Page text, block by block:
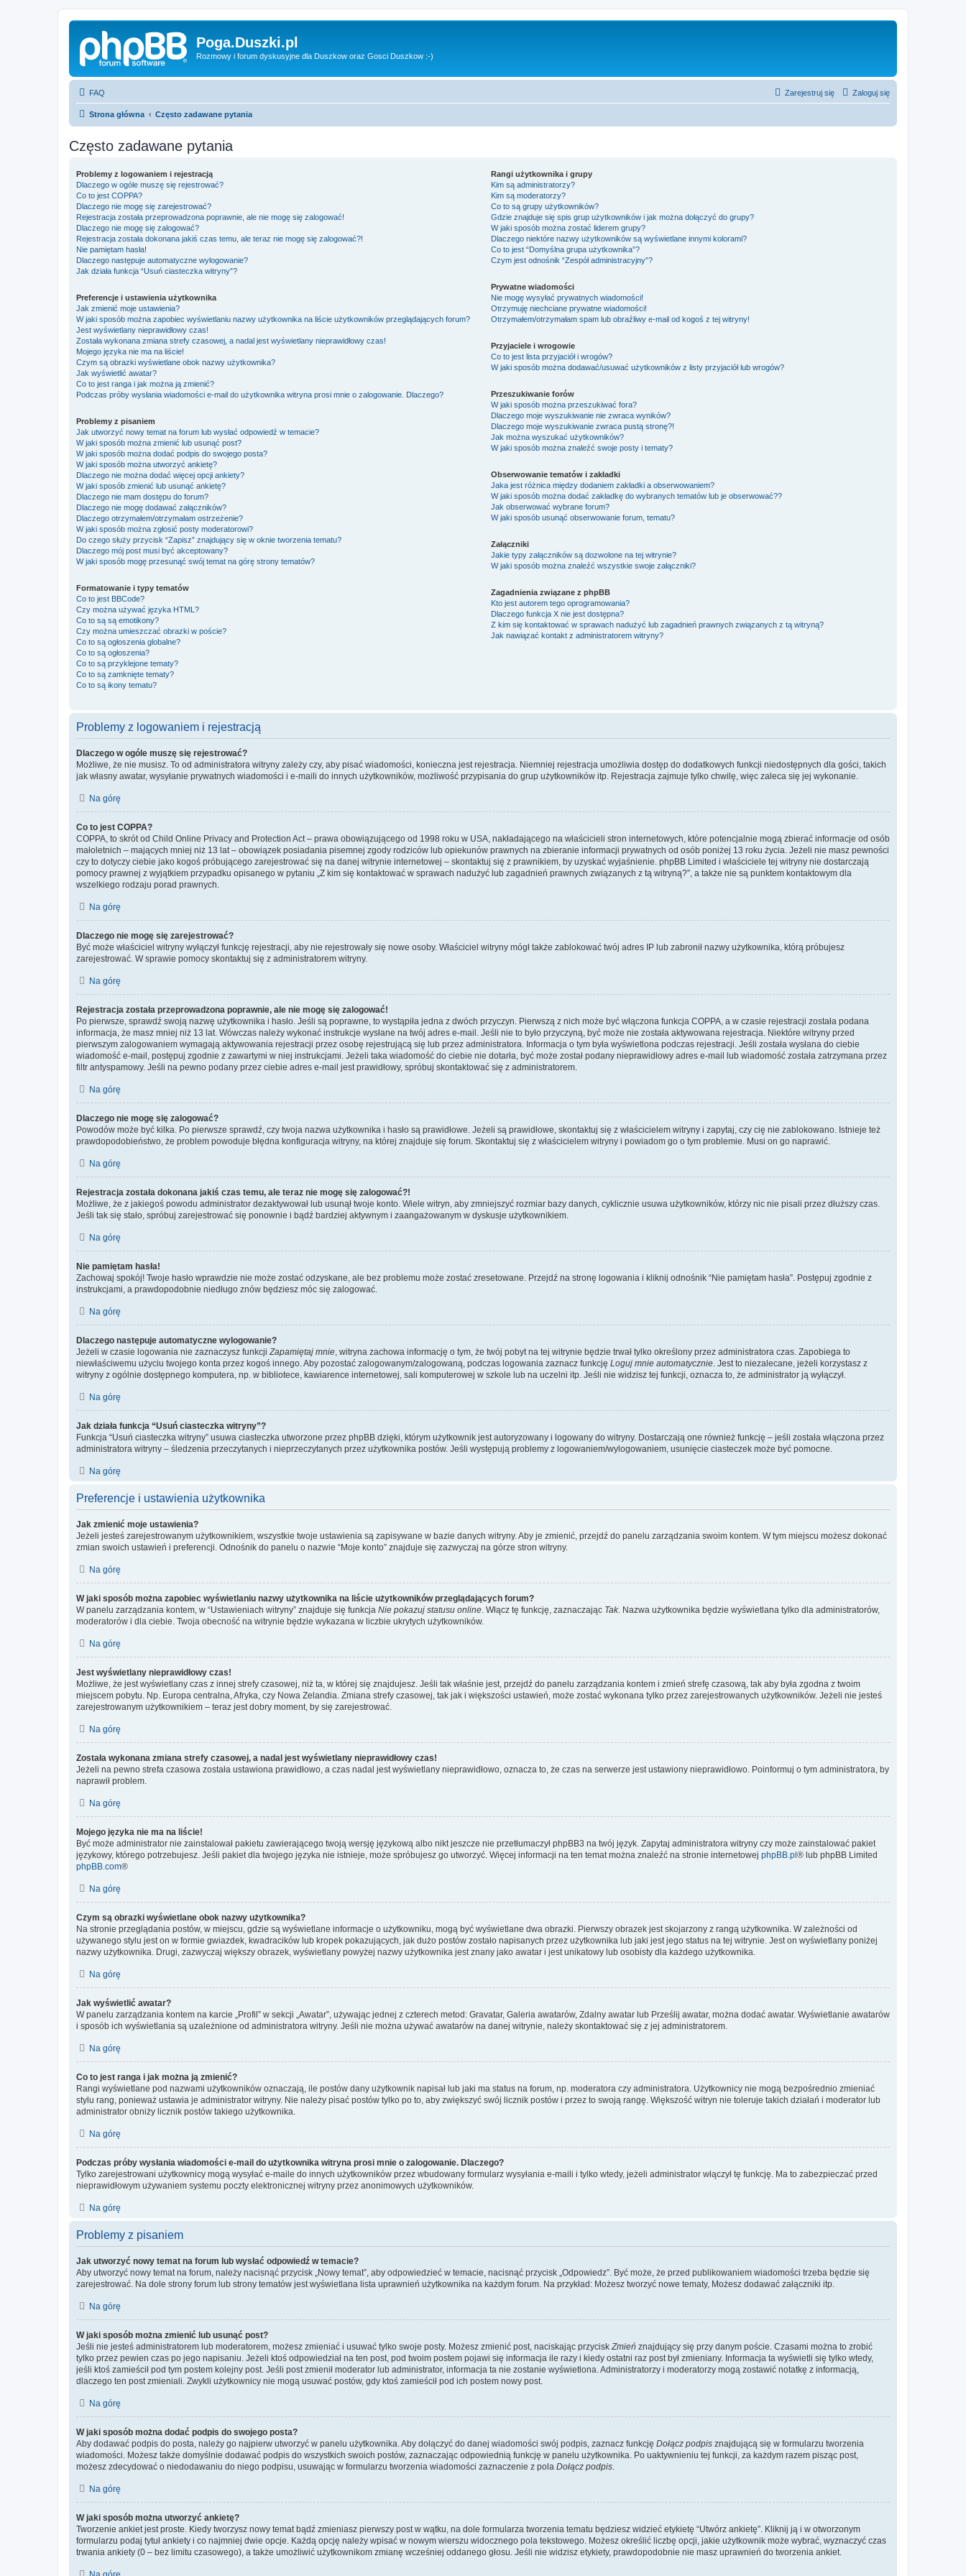
Poga.Duszki.pl
Rozmowy i forum dyskusyjne dla Duszkow oraz Gosci Duszkow :-)
FAQ Zaloguj się
Zarejestruj się
Strona główna Często zadawane pytania
Często zadawane pytania
Problemy z logowaniem i rejestracją
Dlaczego w ogóle muszę się rejestrować?
Co to jest COPPA?
Dlaczego nie mogę się zarejestrować?
Rejestracja została przeprowadzona poprawnie, ale nie mogę się zalogować!
Dlaczego nie mogę się zalogować?
Rejestracja została dokonana jakiś czas temu, ale teraz nie mogę się zalogować?!
Nie pamiętam hasła!
Dlaczego następuje automatyczne wylogowanie?
Jak działa funkcja “Usuń ciasteczka witryny”?
Preferencje i ustawienia użytkownika
Jak zmienić moje ustawienia?
W jaki sposób można zapobiec wyświetlaniu nazwy użytkownika na liście użytkowników przeglądających forum?
Jest wyświetlany nieprawidłowy czas!
Została wykonana zmiana strefy czasowej, a nadal jest wyświetlany nieprawidłowy czas!
Mojego języka nie ma na liście!
Czym są obrazki wyświetlane obok nazwy użytkownika?
Jak wyświetlić awatar?
Co to jest ranga i jak można ją zmienić?
Podczas próby wysłania wiadomości e-mail do użytkownika witryna prosi mnie o zalogowanie. Dlaczego?
Problemy z pisaniem
Jak utworzyć nowy temat na forum lub wysłać odpowiedź w temacie?
W jaki sposób można zmienić lub usunąć post?
W jaki sposób można dodać podpis do swojego posta?
W jaki sposób można utworzyć ankietę?
Dlaczego nie można dodać więcej opcji ankiety?
W jaki sposób zmienić lub usunąć ankietę?
Dlaczego nie mam dostępu do forum?
Dlaczego nie mogę dodawać załączników?
Dlaczego otrzymałem/otrzymałam ostrzeżenie?
W jaki sposób można zgłosić posty moderatorowi?
Do czego służy przycisk “Zapisz” znajdujący się w oknie tworzenia tematu?
Dlaczego mój post musi być akceptowany?
W jaki sposób mogę przesunąć swój temat na górę strony tematów?
Formatowanie i typy tematów
Co to jest BBCode?
Czy można używać języka HTML?
Co to są są emotikony?
Czy można umieszczać obrazki w poście?
Co to są ogłoszenia globalne?
Co to są ogłoszenia?
Co to są przyklejone tematy?
Co to są zamknięte tematy?
Co to są ikony tematu?
Rangi użytkownika i grupy
Kim są administratorzy?
Kim są moderatorzy?
Co to są grupy użytkowników?
Gdzie znajduje się spis grup użytkowników i jak można dołączyć do grupy?
W jaki sposób można zostać liderem grupy?
Dlaczego niektóre nazwy użytkowników są wyświetlane innymi kolorami?
Co to jest “Domyślna grupa użytkownika”?
Czym jest odnośnik “Zespół administracyjny”?
Prywatne wiadomości
Nie mogę wysyłać prywatnych wiadomości!
Otrzymuję niechciane prywatne wiadomości!
Otrzymałem/otrzymałam spam lub obraźliwy e-mail od kogoś z tej witryny!
Przyjaciele i wrogowie
Co to jest lista przyjaciół i wrogów?
W jaki sposób można dodawać/usuwać użytkowników z listy przyjaciół lub wrogów?
Przeszukiwanie forów
W jaki sposób można przeszukiwać fora?
Dlaczego moje wyszukiwanie nie zwraca wyników?
Dlaczego moje wyszukiwanie zwraca pustą stronę?!
Jak można wyszukać użytkowników?
W jaki sposób można znaleźć swoje posty i tematy?
Obserwowanie tematów i zakładki
Jaka jest różnica między dodaniem zakładki a obserwowaniem?
W jaki sposób można dodać zakładkę do wybranych tematów lub je obserwować??
Jak obserwować wybrane forum?
W jaki sposób usunąć obserwowanie forum, tematu?
Załączniki
Jakie typy załączników są dozwolone na tej witrynie?
W jaki sposób można znaleźć wszystkie swoje załączniki?
Zagadnienia związane z phpBB
Kto jest autorem tego oprogramowania?
Dlaczego funkcja X nie jest dostępna?
Z kim się kontaktować w sprawach nadużyć lub zagadnień prawnych związanych z tą witryną?
Jak nawiązać kontakt z administratorem witryny?
Problemy z logowaniem i rejestracją
Dlaczego w ogóle muszę się rejestrować?
Możliwe, że nie musisz. To od administratora witryny zależy czy, aby pisać wiadomości, konieczna jest rejestracja. Niemniej rejestracja umożliwia dostęp do dodatkowych funkcji niedostępnych dla gości, takich
jak własny awatar, wysyłanie prywatnych wiadomości i e-maili do innych użytkowników, możliwość przypisania do grup użytkowników itp. Rejestracja zajmuje tylko chwilę, więc zaleca się jej wykonanie.
Na górę
Co to jest COPPA?
COPPA, to skrót od Child Online Privacy and Protection Act – prawa obowiązującego od 1998 roku w USA, nakładającego na właścicieli stron internetowych, które potencjalnie mogą zbierać informacje od osób
małoletnich – mających mniej niż 13 lat – obowiązek posiadania pisemnej zgody rodziców lub opiekunów prawnych na zbieranie informacji prywatnych od osób poniżej 13 roku życia. Jeżeli nie masz pewności
czy to dotyczy ciebie jako kogoś próbującego zarejestrować się na danej witrynie internetowej – skontaktuj się z prawnikiem, by uzyskać wyjaśnienie. phpBB Limited i właściciele tej witryny nie dostarczają
pomocy prawnej z wyjątkiem przypadku opisanego w pytaniu „Z kim się kontaktować w sprawach nadużyć lub zagadnień prawnych związanych z tą witryną?”, a także nie są punktem kontaktowym dla
wszelkiego rodzaju porad prawnych.
Na górę
Dlaczego nie mogę się zarejestrować?
Być może właściciel witryny wyłączył funkcję rejestracji, aby nie rejestrowały się nowe osoby. Właściciel witryny mógł także zablokować twój adres IP lub zabronił nazwy użytkownika, którą próbujesz
zarejestrować. W sprawie pomocy skontaktuj się z administratorem witryny.
Na górę
Rejestracja została przeprowadzona poprawnie, ale nie mogę się zalogować!
Po pierwsze, sprawdź swoją nazwę użytkownika i hasło. Jeśli są poprawne, to wystąpiła jedna z dwóch przyczyn. Pierwszą z nich może być włączona funkcja COPPA, a w czasie rejestracji została podana
informacja, że masz mniej niż 13 lat. Wówczas należy wykonać instrukcje wysłane na twój adres e-mail. Jeśli nie to było przyczyną, być może nie została aktywowana rejestracja. Niektóre witryny przed
pierwszym zalogowaniem wymagają aktywowania rejestracji przez osobę rejestrującą się lub przez administratora. Informacja o tym była wyświetlona podczas rejestracji. Jeśli została wysłana do ciebie
wiadomość e-mail, postępuj zgodnie z zawartymi w niej instrukcjami. Jeżeli taka wiadomość do ciebie nie dotarła, być może został podany nieprawidłowy adres e-mail lub wiadomość została zatrzymana przez
filtr antyspamowy. Jeśli na pewno podany przez ciebie adres e-mail jest prawidłowy, spróbuj skontaktować się z administratorem.
Na górę
Dlaczego nie mogę się zalogować?
Powodów może być kilka. Po pierwsze sprawdź, czy twoja nazwa użytkownika i hasło są prawidłowe. Jeżeli są prawidłowe, skontaktuj się z właścicielem witryny i zapytaj, czy cię nie zablokowano. Istnieje też
prawdopodobieństwo, że problem powoduje błędna konfiguracja witryny, na której znajduje się forum. Skontaktuj się z właścicielem witryny i powiadom go o tym problemie. Musi on go naprawić.
Na górę
Rejestracja została dokonana jakiś czas temu, ale teraz nie mogę się zalogować?!
Możliwe, że z jakiegoś powodu administrator dezaktywował lub usunął twoje konto. Wiele witryn, aby zmniejszyć rozmiar bazy danych, cyklicznie usuwa użytkowników, którzy nic nie pisali przez dłuższy czas.
Jeśli tak się stało, spróbuj zarejestrować się ponownie i bądź bardziej aktywnym i zaangażowanym w dyskusje użytkownikiem.
Na górę
Nie pamiętam hasła!
Zachowaj spokój! Twoje hasło wprawdzie nie może zostać odzyskane, ale bez problemu może zostać zresetowane. Przejdź na stronę logowania i kliknij odnośnik “Nie pamiętam hasła”. Postępuj zgodnie z
instrukcjami, a prawdopodobnie niedługo znów będziesz móc się zalogować.
Na górę
Dlaczego następuje automatyczne wylogowanie?
Jeżeli w czasie logowania nie zaznaczysz funkcji Zapamiętaj mnie , witryna zachowa informację o tym, że twój pobyt na tej witrynie będzie trwał tylko określony przez administratora czas. Zapobiega to
niewłaściwemu użyciu twojego konta przez kogoś innego. Aby pozostać zalogowanym/zalogowaną, podczas logowania zaznacz funkcję Loguj mnie automatycznie . Jest to niezalecane, jeżeli korzystasz z
witryny z ogólnie dostępnego komputera, np. w bibliotece, kawiarence internetowej, sali komputerowej w szkole lub na uczelni itp. Jeśli nie widzisz tej funkcji, oznacza to, że administrator ją wyłączył.
Na górę
Jak działa funkcja “Usuń ciasteczka witryny”?
Funkcja “Usuń ciasteczka witryny” usuwa ciasteczka utworzone przez phpBB dzięki, którym użytkownik jest autoryzowany i logowany do witryny. Dostarczają one również funkcję – jeśli została włączona przez
administratora witryny – śledzenia przeczytanych i nieprzeczytanych przez użytkownika postów. Jeśli występują problemy z logowaniem/wylogowaniem, usunięcie ciasteczek może być pomocne.
Na górę
Preferencje i ustawienia użytkownika
Jak zmienić moje ustawienia?
Jeżeli jesteś zarejestrowanym użytkownikiem, wszystkie twoje ustawienia są zapisywane w bazie danych witryny. Aby je zmienić, przejdź do panelu zarządzania swoim kontem. W tym miejscu możesz dokonać
zmian swoich ustawień i preferencji. Odnośnik do panelu o nazwie “Moje konto” znajduje się zazwyczaj na górze stron witryny.
Na górę
W jaki sposób można zapobiec wyświetlaniu nazwy użytkownika na liście użytkowników przeglądających forum?
W panelu zarządzania kontem, w “Ustawieniach witryny” znajduje się funkcja Nie pokazuj statusu online . Włącz tę funkcję, zaznaczając Tak. Nazwa użytkownika będzie wyświetlana tylko dla administratorów,
moderatorów i dla ciebie. Twoja obecność na witrynie będzie wykazana w liczbie ukrytych użytkowników.
Na górę
Jest wyświetlany nieprawidłowy czas!
Możliwe, że jest wyświetlany czas z innej strefy czasowej, niż ta, w której się znajdujesz. Jeśli tak właśnie jest, przejdź do panelu zarządzania kontem i zmień strefę czasową, tak aby była zgodna z twoim
miejscem pobytu. Np. Europa centralna, Afryka, czy Nowa Zelandia. Zmiana strefy czasowej, tak jak i większości ustawień, może zostać wykonana tylko przez zarejestrowanych użytkowników. Jeżeli nie jesteś
zarejestrowanym użytkownikiem – teraz jest dobry moment, by się zarejestrować.
Na górę
Została wykonana zmiana strefy czasowej, a nadal jest wyświetlany nieprawidłowy czas!
Jeżeli na pewno strefa czasowa została ustawiona prawidłowo, a czas nadal jest wyświetlany nieprawidłowo, oznacza to, że czas na serwerze jest ustawiony nieprawidłowo. Poinformuj o tym administratora, by
naprawił problem.
Na górę
Mojego języka nie ma na liście!
Być może administrator nie zainstalował pakietu zawierającego twoją wersję językową albo nikt jeszcze nie przetłumaczył phpBB3 na twój język. Zapytaj administratora witryny czy może zainstalować pakiet
językowy, którego potrzebujesz. Jeśli pakiet dla twojego języka nie istnieje, może spróbujesz go utworzyć. Więcej informacji na ten temat można znaleźć na stronie internetowej phpBB.pl® lub phpBB Limited
phpBB.com®
Na górę
Czym są obrazki wyświetlane obok nazwy użytkownika?
Na stronie przeglądania postów, w miejscu, gdzie są wyświetlane informacje o użytkowniku, mogą być wyświetlane dwa obrazki. Pierwszy obrazek jest skojarzony z rangą użytkownika. W zależności od
używanego stylu jest on w formie gwiazdek, kwadracików lub kropek pokazujących, jak dużo postów zostało napisanych przez użytkownika lub jaki jest jego status na tej witrynie. Jest on wyświetlany poniżej
nazwy użytkownika. Drugi, zazwyczaj większy obrazek, wyświetlany powyżej nazwy użytkownika jest znany jako awatar i jest unikatowy lub osobisty dla każdego użytkownika.
Na górę
Jak wyświetlić awatar?
W panelu zarządzania kontem na karcie „Profil” w sekcji „Awatar”, używając jednej z czterech metod: Gravatar, Galeria awatarów, Zdalny awatar lub Prześlij awatar, można dodać awatar. Wyświetlanie awatarów
i sposób ich wyświetlania są uzależnione od administratora witryny. Jeśli nie można używać awatarów na danej witrynie, należy skontaktować się z jej administratorem.
Na górę
Co to jest ranga i jak można ją zmienić?
Rangi wyświetlane pod nazwami użytkowników oznaczają, ile postów dany użytkownik napisał lub jaki ma status na forum, np. moderatora czy administratora. Użytkownicy nie mogą bezpośrednio zmieniać
stylu rang, ponieważ ustawia je administrator witryny. Nie należy pisać postów tylko po to, aby zwiększyć swój licznik postów i przez to swoją rangę. Większość witryn nie toleruje takich działań i moderator lub
administrator obniży licznik postów takiego użytkownika.
Na górę
Podczas próby wysłania wiadomości e-mail do użytkownika witryna prosi mnie o zalogowanie. Dlaczego?
Tylko zarejestrowani użytkownicy mogą wysyłać e-maile do innych użytkowników przez wbudowany formularz wysyłania e-maili i tylko wtedy, jeżeli administrator włączył tę funkcję. Ma to zabezpieczać przed
nieprawidłowym używaniem systemu poczty elektronicznej witryny przez anonimowych użytkowników.
Na górę
Problemy z pisaniem
Jak utworzyć nowy temat na forum lub wysłać odpowiedź w temacie?
Aby utworzyć nowy temat na forum, należy nacisnąć przycisk „Nowy temat”, aby odpowiedzieć w temacie, nacisnąć przycisk „Odpowiedz”. Być może, że przed publikowaniem wiadomości trzeba będzie się
zarejestrować. Na dole strony forum lub strony tematów jest wyświetlana lista uprawnień użytkownika na każdym forum. Na przykład: Możesz tworzyć nowe tematy, Możesz dodawać załączniki itp.
Na górę
W jaki sposób można zmienić lub usunąć post?
Jeśli nie jesteś administratorem lub moderatorem, możesz zmieniać i usuwać tylko swoje posty. Możesz zmienić post, naciskając przycisk Zmień znajdujący się przy danym poście. Czasami można to zrobić
tylko przez pewien czas po jego napisaniu. Jeżeli ktoś odpowiedział na ten post, pod twoim postem pojawi się informacja ile razy i kiedy ostatni raz post był zmieniany. Informacja ta wyświetli się tylko wtedy,
jeśli ktoś zamieścił pod tym postem kolejny post. Jeśli post zmienił moderator lub administrator, informacja ta nie zostanie wyświetlona. Administratorzy i moderatorzy mogą zostawić notatkę z informacją,
dlaczego ten post zmieniali. Zwykli użytkownicy nie mogą usuwać postów, gdy ktoś zamieścił pod ich postem nowy post.
Na górę
W jaki sposób można dodać podpis do swojego posta?
Aby dodawać podpis do posta, należy go najpierw utworzyć w panelu użytkownika. Aby dołączyć do danej wiadomości swój podpis, zaznacz funkcję Dołącz podpis znajdującą się w formularzu tworzenia
wiadomości. Możesz także domyślnie dodawać podpis do wszystkich swoich postów, zaznaczając odpowiednią funkcję w panelu użytkownika. Po uaktywnieniu tej funkcji, za każdym razem pisząc post,
możesz zdecydować o niedodawaniu do niego podpisu, usuwając w formularzu tworzenia wiadomości zaznaczenie z pola Dołącz podpis
Na górę
W jaki sposób można utworzyć ankietę?
Tworzenie ankiet jest proste. Kiedy tworzysz nowy temat bądź zmieniasz pierwszy post w wątku, na dole formularza tworzenia tematu będziesz widzieć etykietę “Utwórz ankietę”. Kliknij ją i w otworzonym
formularzu podaj tytuł ankiety i co najmniej dwie opcje. Każdą opcję należy wpisać w nowym wierszu widocznego pola tekstowego. Możesz określić liczbę opcji, jakie użytkownik może wybrać, wyznaczyć czas
trwania ankiety (0 – bez limitu czasowego), a także umożliwić użytkownikom zmianę wcześniej oddanego głosu. Jeśli nie widzisz etykiety, prawdopodobnie nie masz uprawnień do tworzenia ankiet.